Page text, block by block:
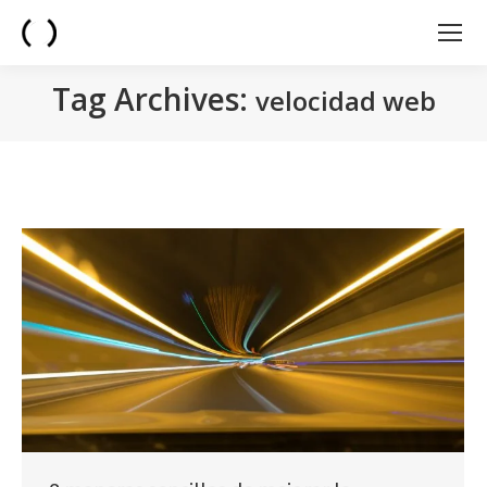
Tag Archives: velocidad web